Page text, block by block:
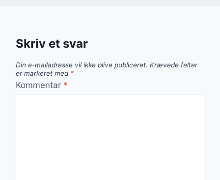
Skriv et svar
Din e-mailadresse vil ikke blive publiceret. Krævede felter
er markeret med *
Kommentar *